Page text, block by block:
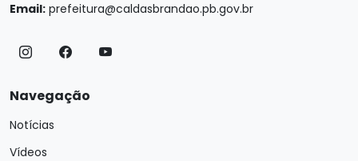
Email: prefeitura@caldasbrandao.pb.gov.br
Navegação
Notícias
Vídeos